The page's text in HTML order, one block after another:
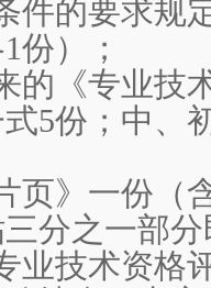
件的要求规
份）；
的《专业技
式5份；中、
页》一份（
分之一部
业技术资格